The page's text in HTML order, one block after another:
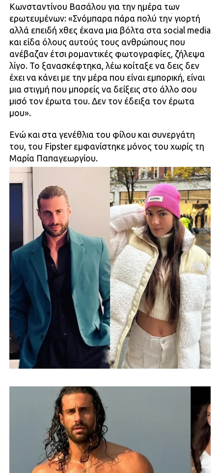
Κωνσταντίνου Βασάλου για την ημέρα των
ερωτευμένων: «Σνόμπαρα πάρα πολύ την γιορτή
αλλά επειδή χθες έκανα μια βόλτα στα social media
και είδα όλους αυτούς τους ανθρώπους που
ανέβαζαν έτσι ρομαντικές φωτογραφίες, ζήλεψα
λίγο. Το ξανασκέφτηκα, λέω κοίταξε να δεις δεν
έχει να κάνει με την μέρα που είναι εμπορική, είναι
μια στιγμή που μπορείς να δείξεις στο άλλο σου
μισό τον έρωτα του. Δεν τον έδειξα τον έρωτα
μου».
Ενώ και στα γενέθλια του φίλου και συνεργάτη
του, του Fipster εμφανίστηκε μόνος του χωρίς τη
Μαρία Παπαγεωργίου.